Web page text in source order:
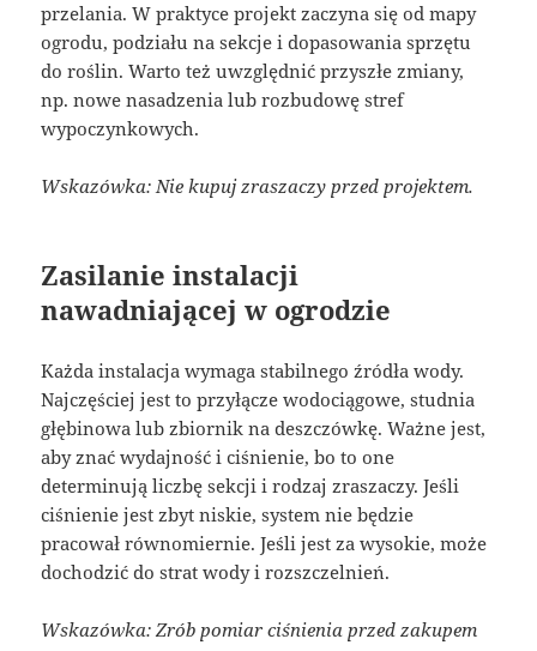
przelania. W praktyce projekt zaczyna się od mapy
ogrodu, podziału na sekcje i dopasowania sprzętu
do roślin. Warto też uwzględnić przyszłe zmiany,
np. nowe nasadzenia lub rozbudowę stref
wypoczynkowych.
Wskazówka: Nie kupuj zraszaczy przed projektem.
Zasilanie instalacji
nawadniającej w ogrodzie
Każda instalacja wymaga stabilnego źródła wody.
Najczęściej jest to przyłącze wodociągowe, studnia
głębinowa lub zbiornik na deszczówkę. Ważne jest,
aby znać wydajność i ciśnienie, bo to one
determinują liczbę sekcji i rodzaj zraszaczy. Jeśli
ciśnienie jest zbyt niskie, system nie będzie
pracował równomiernie. Jeśli jest za wysokie, może
dochodzić do strat wody i rozszczelnień.
Wskazówka: Zrób pomiar ciśnienia przed zakupem